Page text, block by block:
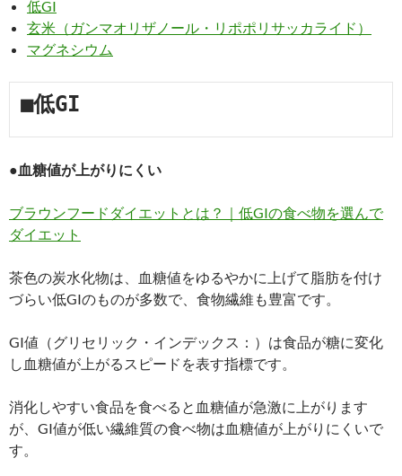
低GI
玄米（ガンマオリザノール・リポポリサッカライド）
マグネシウム
■低GI
●血糖値が上がりにくい
ブラウンフードダイエットとは？｜低GIの食べ物を選んで
ダイエット
茶色の炭水化物は、血糖値をゆるやかに上げて脂肪を付け
づらい低GIのものが多数で、食物繊維も豊富です。
GI値（グリセリック・インデックス：）は食品が糖に変化
し血糖値が上がるスピードを表す指標です。
消化しやすい食品を食べると血糖値が急激に上がります
が、GI値が低い繊維質の食べ物は血糖値が上がりにくいで
す。